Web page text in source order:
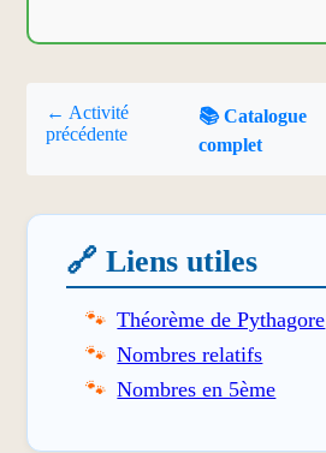
← Activité
précédente
📚 Catalogue
complet
🔗 Liens utiles
Théorème de Pythagore
Nombres relatifs
Nombres en 5ème